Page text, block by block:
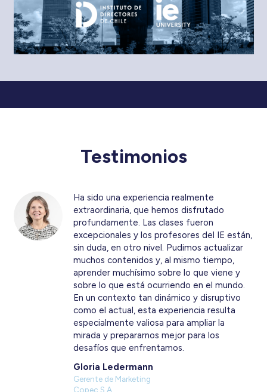
Testimonios
Respecto al programa, puedo decir que fue
una excelente experiencia. Creo
profundamente en la necesidad que
tenemos los directores de formarnos de
manera continua. Más allá de nuestra
experiencia, ya sea como ejecutivos o
directores, hoy nos toca formar parte de
mesas en las que es un verdadero desafío
ser una propuesta de valor.
Debemos tener la capacidad de realizar las
preguntas correctas no solo a la
administración sino, quizás más importante,
a cómo asegurar la sostenibilidad en el
tiempo de la compañía, en línea con el